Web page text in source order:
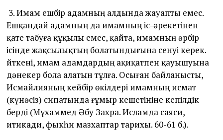
3. Имам ешбір адамның алдында жауапты емес.
Ешқандай адамның да имамның іс-әрекетінен
қате табуға құқылы емес, қайта, имамның әрбір
ісінде жақсылықтың болатындығына сенуі керек.
Өйткені, имам адамдардың ақиқатпен қауышуына
дәнекер бола алатын тұлға. Осыған байланысты,
Исмайлияның кейбір өкілдері имамның исмат
(күнәсіз) сипатында ғұмыр кешетініне кепілдік
берді (Мұхаммед Әбу Захра. Исламда саяси,
итикади, фыкһи мазхаптар тарихы. 60-61 б.).